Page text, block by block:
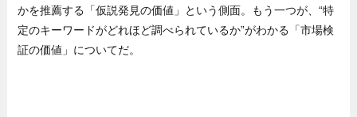
かを推薦する「仮説発見の価値」という側面。もう一つが、“特
定のキーワードがどれほど調べられているか”がわかる「市場検
証の価値」についてだ。